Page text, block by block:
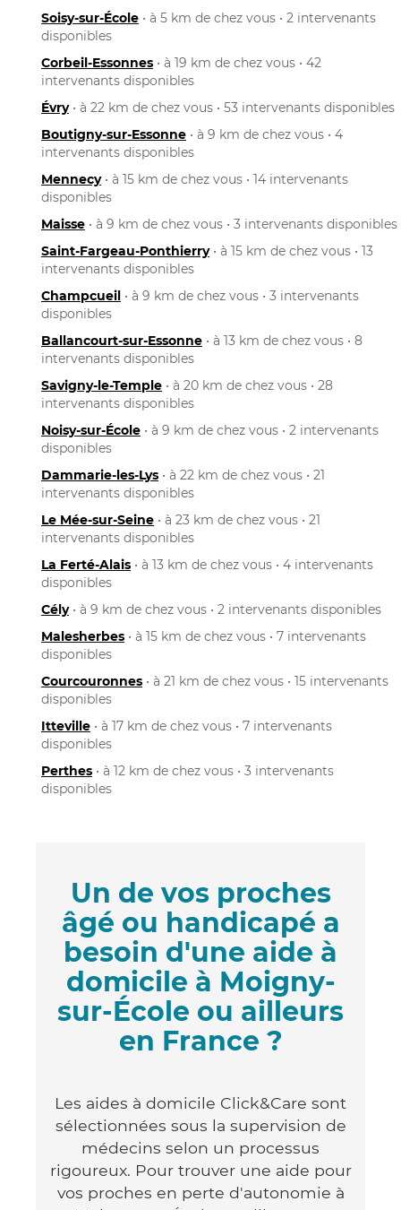
Soisy-sur-École • à 5 km de chez vous • 2 intervenants
disponibles
Corbeil-Essonnes • à 19 km de chez vous • 42
intervenants disponibles
Évry• à 22 km de chez vous • 53 intervenants disponibles
Boutigny-sur-Essonne • à 9 km de chez vous • 4
intervenants disponibles
Mennecy• à 15 km de chez vous • 14 intervenants
disponibles
Maisse • à 9 km de chez vous • 3 intervenants disponibles
Saint-Fargeau-Ponthierry• à 15 km de chez vous • 13
intervenants disponibles
Champcueil • à 9 km de chez vous • 3 intervenants
disponibles
Ballancourt-sur-Essonne • à 13 km de chez vous • 8
intervenants disponibles
Savigny-le-Temple • à 20 km de chez vous • 28
intervenants disponibles
Noisy-sur-École • à 9 km de chez vous • 2 intervenants
disponibles
Dammarie-les-Lys • à 22 km de chez vous • 21
intervenants disponibles
Le Mée-sur-Seine • à 23 km de chez vous • 21
intervenants disponibles
La Ferté-Alais • à 13 km de chez vous • 4 intervenants
disponibles
Cély• à 9 km de chez vous • 2 intervenants disponibles
Malesherbes • à 15 km de chez vous • 7 intervenants
disponibles
Courcouronnes • à 21 km de chez vous • 15 intervenants
disponibles
Itteville • à 17 km de chez vous • 7 intervenants
disponibles
Perthes • à 12 km de chez vous • 3 intervenants
disponibles
Un de vos proches
âgé ou handicapé a
besoin d'une aide à
domicile à Moigny-
sur-École ou ailleurs
en France ?
Les aides à domicile Click&Care sont
sélectionnées sous la supervision de
médecins selon un processus
rigoureux. Pour trouver une aide pour
vos proches en perte d'autonomie à